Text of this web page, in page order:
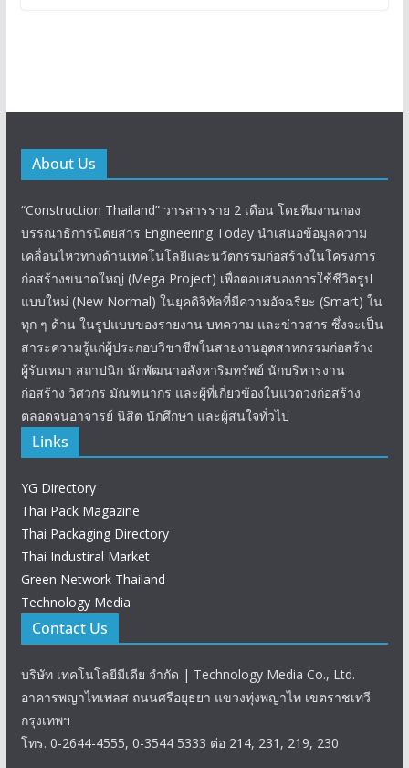
About Us
“Construction Thailand” วารสารราย 2 เดือน โดยทีมงานกอง
บรรณาธิการนิตยสาร Engineering Today นำเสนอข้อมูลความ
เคลื่อนไหวทางด้านเทคโนโลยีและนวัตกรรมก่อสร้างในโครงการ
ก่อสร้างขนาดใหญ่ (Mega Project) เพื่อตอบสนองการใช้ชีวิตรูป
แบบใหม่ (New Normal) ในยุคดิจิทัลที่มีความอัจฉริยะ (Smart) ใน
ทุก ๆ ด้าน ในรูปแบบของรายงาน บทความ และข่าวสาร ซึ่งจะเป็น
สาระความรู้แก่ผู้ประกอบวิชาชีพในสายงานอุตสาหกรรมก่อสร้าง
ผู้รับเหมา สถาปนิก นักพัฒนาอสังหาริมทรัพย์ นักบริหารงาน
ก่อสร้าง วิศวกร มัณฑนากร และผู้ที่เกี่ยวข้องในแวดวงก่อสร้าง
ตลอดจนอาจารย์ นิสิต นักศึกษา และผู้สนใจทั่วไป
Links
YG Directory
Thai Pack Magazine
Thai Packaging Directory
Thai Industiral Market
Green Network Thailand
Technology Media
Contact Us
บริษัท เทคโนโลยีมีเดีย จำกัด | Technology Media Co., Ltd.
อาคารพญาไทเพลส ถนนศรีอยุธยา แขวงทุ่งพญาไท เขตราชเทวี
กรุงเทพฯ
โทร. 0-2644-4555, 0-3544 5333 ต่อ 214, 231, 219, 230